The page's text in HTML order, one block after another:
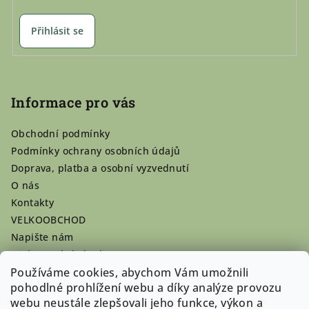
Používáme cookies, abychom Vám umožnili
pohodlné prohlížení webu a díky analýze provozu
webu neustále zlepšovali jeho funkce, výkon a
Přihlásit se
Informace pro vás
Obchodní podmínky
Podmínky ochrany osobních údajů
Doprava, platba a osobní vyzvednutí
O nás
Kontakty
VELKOOBCHOD
Napište nám
Hodnocení obchodu
Registrace se vyplatí!
Pamlsky na míru
Nepřevzaté dobírky